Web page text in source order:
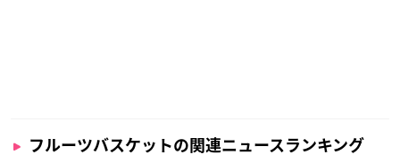
フルーツバスケットの関連ニュースランキング